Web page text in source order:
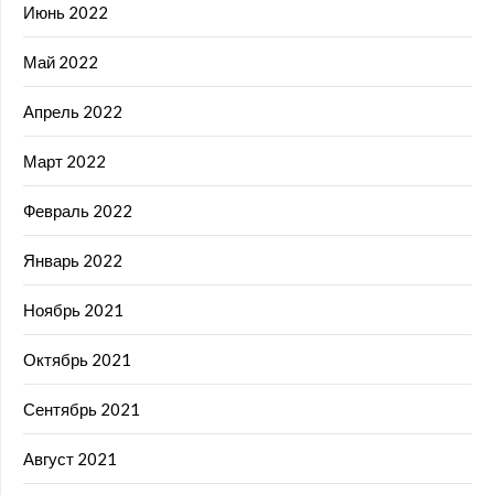
Июнь 2022
Май 2022
Апрель 2022
Март 2022
Февраль 2022
Январь 2022
Ноябрь 2021
Октябрь 2021
Сентябрь 2021
Август 2021